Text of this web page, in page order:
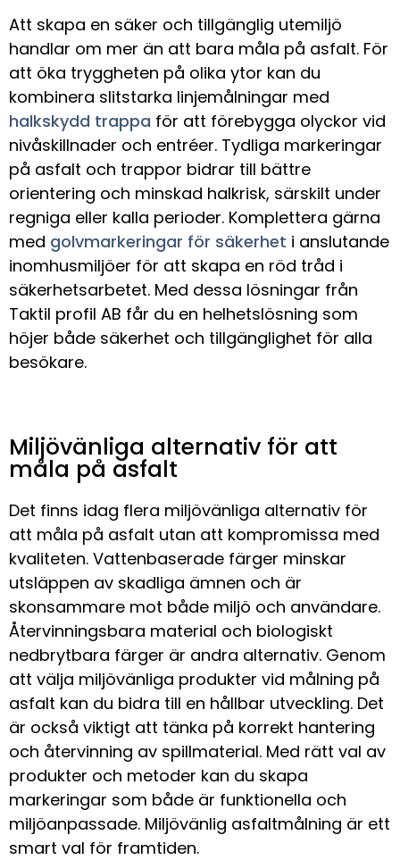
Att skapa en säker och tillgänglig utemiljö
handlar om mer än att bara måla på asfalt. För
att öka tryggheten på olika ytor kan du
kombinera slitstarka linjemålningar med
halkskydd trappa för att förebygga olyckor vid
nivåskillnader och entréer. Tydliga markeringar
på asfalt och trappor bidrar till bättre
orientering och minskad halkrisk, särskilt under
regniga eller kalla perioder. Komplettera gärna
med golvmarkeringar för säkerhet i anslutande
inomhusmiljöer för att skapa en röd tråd i
säkerhetsarbetet. Med dessa lösningar från
Taktil profil AB får du en helhetslösning som
höjer både säkerhet och tillgänglighet för alla
besökare.
Miljövänliga alternativ för att
måla på asfalt
Det finns idag flera miljövänliga alternativ för
att måla på asfalt utan att kompromissa med
kvaliteten. Vattenbaserade färger minskar
utsläppen av skadliga ämnen och är
skonsammare mot både miljö och användare.
Återvinningsbara material och biologiskt
nedbrytbara färger är andra alternativ. Genom
att välja miljövänliga produkter vid målning på
asfalt kan du bidra till en hållbar utveckling. Det
är också viktigt att tänka på korrekt hantering
och återvinning av spillmaterial. Med rätt val av
produkter och metoder kan du skapa
markeringar som både är funktionella och
miljöanpassade. Miljövänlig asfaltmålning är ett
smart val för framtiden.